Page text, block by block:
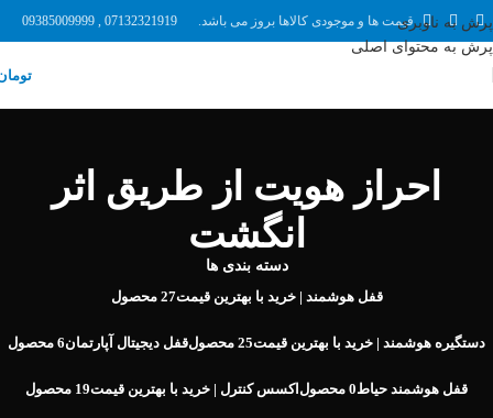
پرش به ناوبری
پرش به محتوای اصلی
قیمت ها و موجودی کالاها بروز می باشد. 07132321919 , 09385009999
احراز هویت از طریق اثر
انگشت
دسته بندی ها
قفل هوشمند | خرید با بهترین قیمت27 محصول
دستگیره هوشمند | خرید با بهترین قیمت25 محصول قفل دیجیتال آپارتمان6 محصول
قفل هوشمند حیاط0 محصول اکسس کنترل | خرید با بهترین قیمت19 محصول